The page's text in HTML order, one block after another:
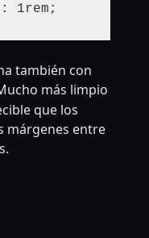
1rem;
también con
más limpio
que los
márgenes entre